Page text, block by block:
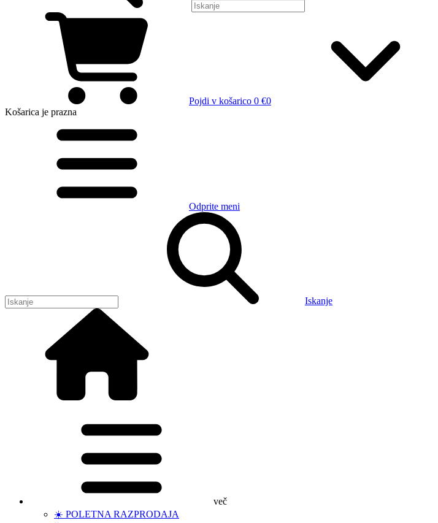
Pojdi v košarico 0 €0
Košarica je prazna
Odprite meni
Iskanje
več
☀️ POLETNA RAZPRODAJA